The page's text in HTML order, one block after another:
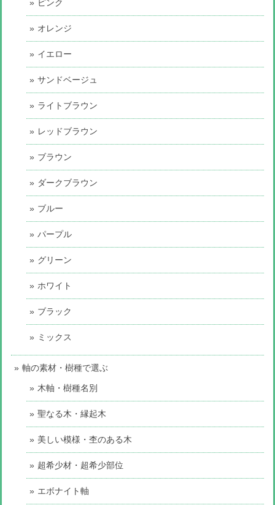
ピンク
オレンジ
イエロー
サンドベージュ
ライトブラウン
レッドブラウン
ブラウン
ダークブラウン
ブルー
パープル
グリーン
ホワイト
ブラック
ミックス
軸の素材・樹種で選ぶ
木軸・樹種名別
聖なる木・縁起木
美しい模様・杢のある木
超希少材・超希少部位
エボナイト軸